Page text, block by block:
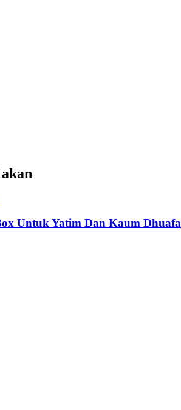
Untuk Yatim Dan Kaum Dhuafa